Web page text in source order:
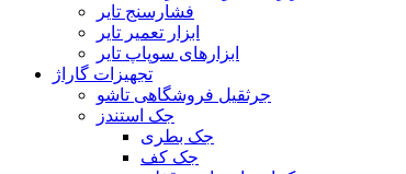
فشارسنج تایر
ابزار تعمیر تایر
ابزارهای سوپاپ تایر
تجهیزات گاراژ
جرثقیل فروشگاهی تاشو
جک استندز
جک بطری
جک کف